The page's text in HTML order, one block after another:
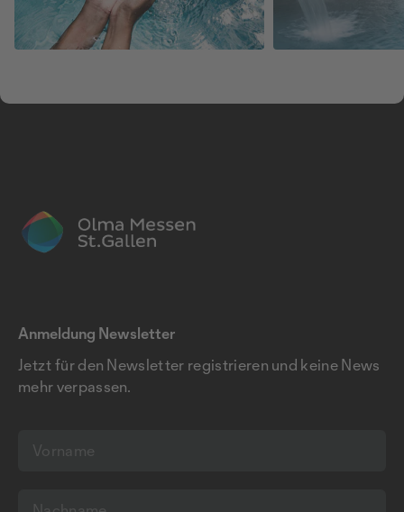
Anmeldung Newsletter
Jetzt für den Newsletter registrieren und keine News
mehr verpassen.